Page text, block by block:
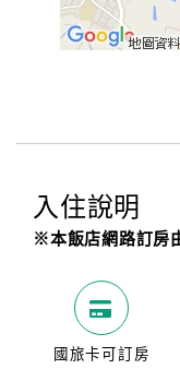
入住說明
※本飯店網路訂房
國旅卡可訂房